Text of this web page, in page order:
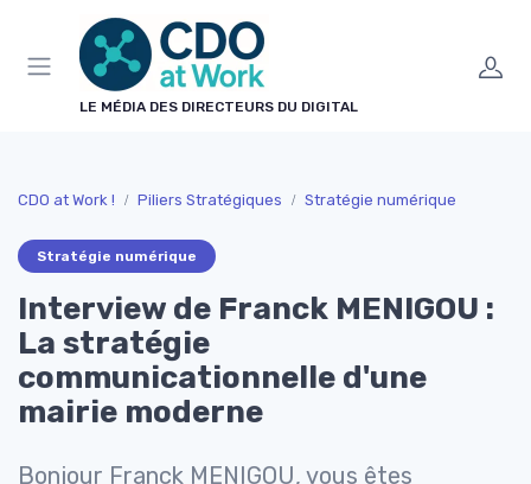
LE MÉDIA DES DIRECTEURS DU DIGITAL
CDO at Work ! Piliers Stratégiques Stratégie numérique
Stratégie numérique
Interview de Franck MENIGOU :
La stratégie
communicationnelle d'une
mairie moderne
Bonjour Franck MENIGOU, vous êtes
Panneau de gestion des cookies